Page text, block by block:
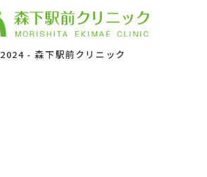
2024 -森下駅前クリニック